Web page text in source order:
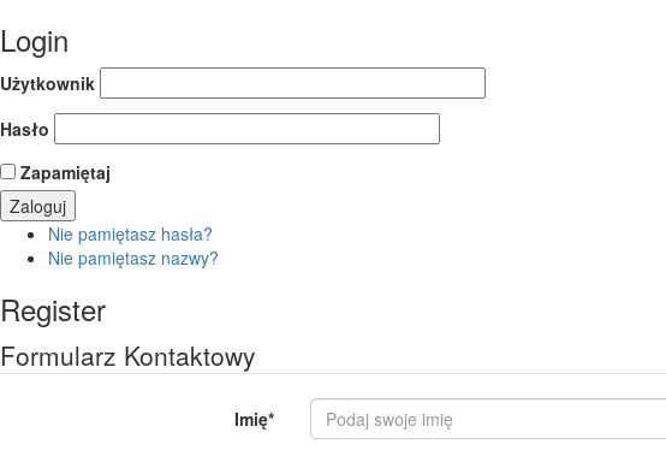
Login
Użytkownik
Hasło
Zapamiętaj
Nie pamiętasz hasła?
Nie pamiętasz nazwy?
Register
Formularz Kontaktowy
Imię*